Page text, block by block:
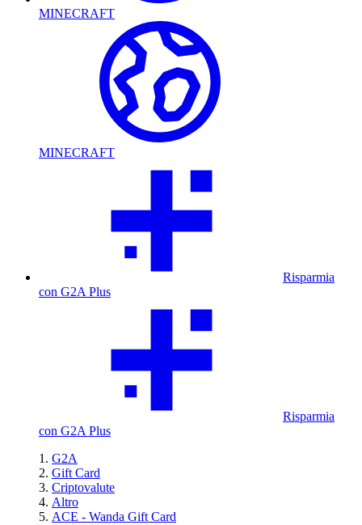
MINECRAFT
MINECRAFT
Risparmia
con G2A Plus
Risparmia
con G2A Plus
G2A
Gift Card
Criptovalute
Altro
ACE - Wanda Gift Card